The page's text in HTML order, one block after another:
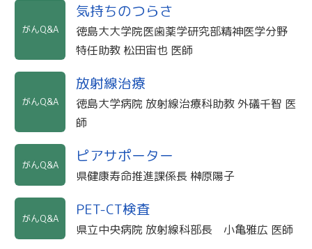
がんQ&A
気持ちのつらさ
徳島大大学院医歯薬学研究部精神医学分野
特任助教 松田宙也 医師
がんQ&A
放射線治療
徳島大学病院 放射線治療科助教 外礒千智 医
師
がんQ&A ピアサポーター
県健康寿命推進課係長 榊原陽子
がんQ&A PET-CT検査
県立中央病院 放射線科部長 小亀雅広 医師